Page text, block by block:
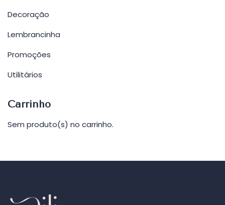
Decoração
Lembrancinha
Promoções
Utilitários
Carrinho
Sem produto(s) no carrinho.